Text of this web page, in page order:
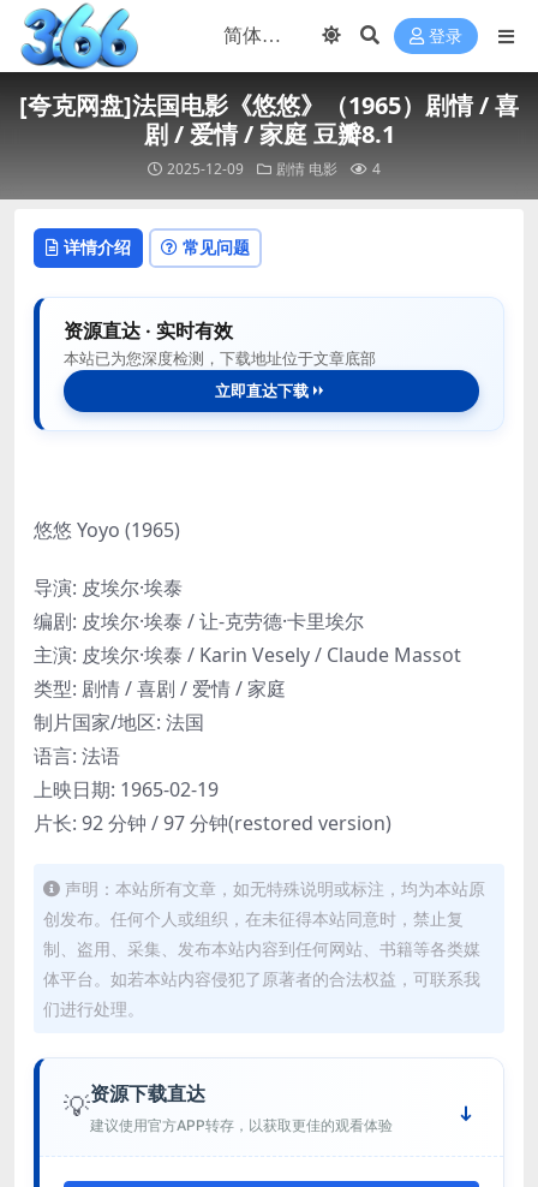
登录
[夸克网盘]法国电影《悠悠》（1965）剧情 / 喜
剧 / 爱情 / 家庭 豆瓣8.1
2025-12-09 剧情 电影 4
详情介绍 常见问题
资源直达 · 实时有效
本站已为您深度检测，下载地址位于文章底部
立即直达下载
悠悠 Yoyo (1965)
导演: 皮埃尔·埃泰
编剧: 皮埃尔·埃泰 / 让-克劳德·卡里埃尔
主演: 皮埃尔·埃泰 / Karin Vesely / Claude Massot
类型: 剧情 / 喜剧 / 爱情 / 家庭
制片国家/地区: 法国
语言: 法语
上映日期: 1965-02-19
片长: 92 分钟 / 97 分钟(restored version)
声明：本站所有文章，如无特殊说明或标注，均为本站原
创发布。任何个人或组织，在未征得本站同意时，禁止复
制、盗用、采集、发布本站内容到任何网站、书籍等各类媒
体平台。如若本站内容侵犯了原著者的合法权益，可联系我
们进行处理。
💡资源下载直达
建议使用官方APP转存，以获取更佳的观看体验